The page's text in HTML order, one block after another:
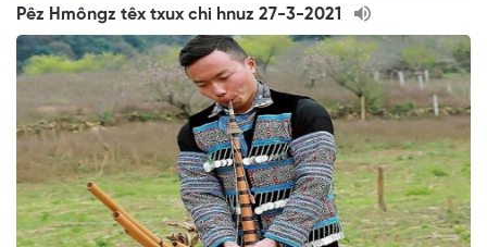
Pêz Hmôngz têx txux chi hnuz 27-3-2021